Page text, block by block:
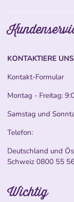
KONTAKTIERE UNS
Kontakt-Formular
Montag - Freitag:
Samstag und
Telefon:
Deutschland und
Schweiz 0800 55
Wichtig